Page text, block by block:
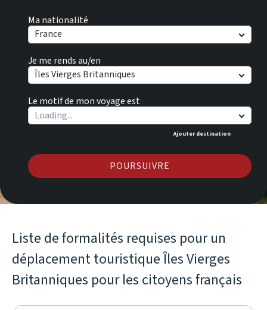
Ma nationalité
France
Je me rends au/en
Îles Vierges Britanniques
Le motif de mon voyage est
Ajouter destination
POURSUIVRE
Liste de formalités requises pour un
déplacement touristique Îles Vierges
Britanniques pour les citoyens français